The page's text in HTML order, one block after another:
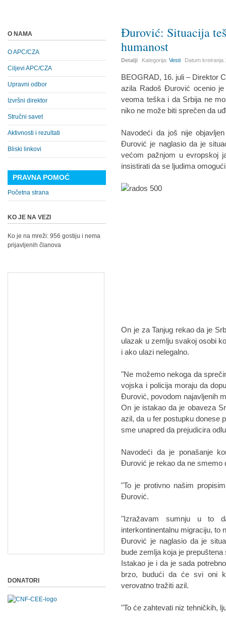
Đurović: Situacija
humanost
Detalji Kategorija:Vesti Datum kreiranja
BEOGRAD, 16. juli – Direktor
azila Radoš Đurović ocenio
veoma teška i da Srbija ne
niko ne može biti sprečen da
Navodeći da još nije
Đurović je naglasio da je
većom pažnjom u evropskoj
insistirati da se ljudima
On je za Tanjug rekao da je
ulazak u zemlju svakoj osobi
i ako ulazi nelegalno.
"Ne možemo nekoga da
vojska i policija moraju da
Đurović, povodom najavljenih
On je istakao da je obaveza
azil, da u fer postupku donese
sme unapred da prejudicira
Navodeći da je ponašanje
Đurović je rekao da ne smemo
"To je protivno našim
Đurović.
"Izražavam sumnju u to
interkontinentalnu migraciju, to
Đurović je naglasio da je
bude zemlja koja je
Istakao je i da je sada
brzo, budući da će svi oni
verovatno tražiti azil.
"To će zahtevati niz tehničkih,
O NAMA
O APC/CZA
Ciljevi APC/CZA
Upravni odbor
Izvršni direktor
Stručni savet
Aktivnosti i rezultati
Bliski linkovi
PRAVNA POMOĆ
Početna strana
KO JE NA VEZI
Ko je na mreži: 956 gostiju i nema
prijavljenih članova
DONATORI